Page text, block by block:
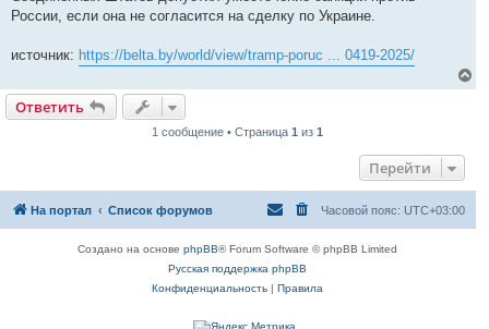
России, если она не согласится на сделку по Украине.
источник: https://belta.by/world/view/tramp-poruc ... 0419-2025/
е
н
Ответить
1 сообщение • Страница1 из1
Перейти
На портал Список форумов Часовой пояс: UTC+03:00
Создано на основеphpBB® Forum Software © phpBB Limited
Русская поддержка phpBB
Конфиденциальность |Правила